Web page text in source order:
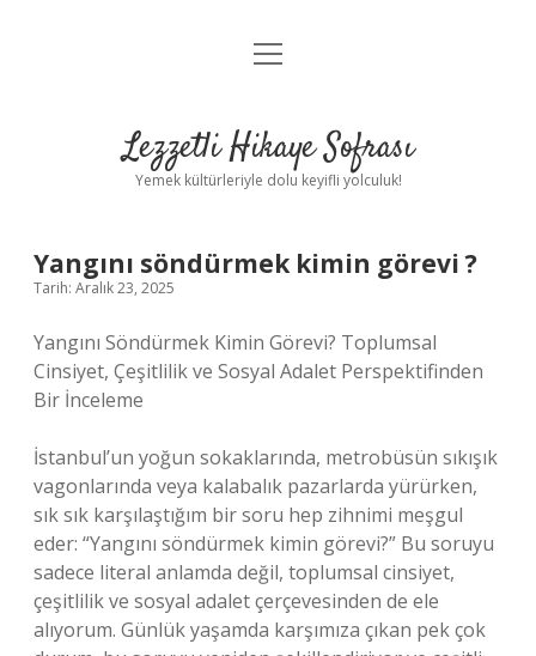
Anasayfa
Yasal Uyarı
menüyü
Lezzetli Hikaye Sofrası
Yemek kültürleriyle dolu keyifli yolculuk!
Yangını söndürmek kimin görevi ?
Tarih: Aralık 23, 2025
Yangını Söndürmek Kimin Görevi? Toplumsal
Cinsiyet, Çeşitlilik ve Sosyal Adalet Perspektifinden
Bir İnceleme
İstanbul’un yoğun sokaklarında, metrobüsün sıkışık
vagonlarında veya kalabalık pazarlarda yürürken,
sık sık karşılaştığım bir soru hep zihnimi meşgul
eder: “Yangını söndürmek kimin görevi?” Bu soruyu
sadece literal anlamda değil, toplumsal cinsiyet,
çeşitlilik ve sosyal adalet çerçevesinden de ele
alıyorum. Günlük yaşamda karşımıza çıkan pek çok